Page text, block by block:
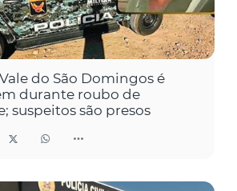
do São Domingos é
durante roubo de
suspeitos são presos